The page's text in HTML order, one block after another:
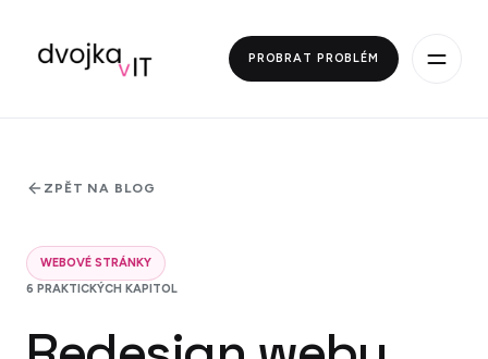
PROBRAT PROBLÉM
ZPĚT NA BLOG
WEBOVÉ STRÁNKY
6 PRAKTICKÝCH KAPITOL